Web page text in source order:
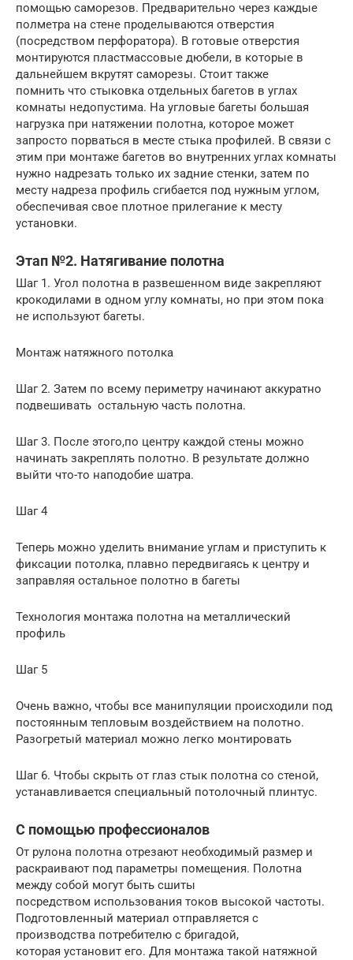
помощью саморезов. Предварительно через каждые
полметра на стене проделываются отверстия
(посредством перфоратора). В готовые отверстия
монтируются пластмассовые дюбели, в которые в
дальнейшем вкрутят саморезы. Стоит также
помнить что стыковка отдельных багетов в углах
комнаты недопустима. На угловые багеты большая
нагрузка при натяжении полотна, которое может
запросто порваться в месте стыка профилей. В связи с
этим при монтаже багетов во внутренних углах комнаты
нужно надрезать только их задние стенки, затем по
месту надреза профиль сгибается под нужным углом,
обеспечивая свое плотное прилегание к месту
установки.
Этап №2. Натягивание полотна
Шаг 1. Угол полотна в развешенном виде закрепляют
крокодилами в одном углу комнаты, но при этом пока
не используют багеты.
Монтаж натяжного потолка
Шаг 2. Затем по всему периметру начинают аккуратно
подвешивать остальную часть полотна.
Шаг 3. После этого,по центру каждой стены можно
начинать закреплять полотно. В результате должно
выйти что-то наподобие шатра.
Шаг 4
Теперь можно уделить внимание углам и приступить к
фиксации потолка, плавно передвигаясь к центру и
заправляя остальное полотно в багеты
Технология монтажа полотна на металлический
профиль
Шаг 5
Очень важно, чтобы все манипуляции происходили под
постоянным тепловым воздействием на полотно.
Разогретый материал можно легко монтировать
Шаг 6. Чтобы скрыть от глаз стык полотна со стеной,
устанавливается специальный потолочный плинтус.
С помощью профессионалов
От рулона полотна отрезают необходимый размер и
раскраивают под параметры помещения. Полотна
между собой могут быть сшиты
посредством использования токов высокой частоты.
Подготовленный материал отправляется с
производства потребителю с бригадой,
которая установит его. Для монтажа такой натяжной